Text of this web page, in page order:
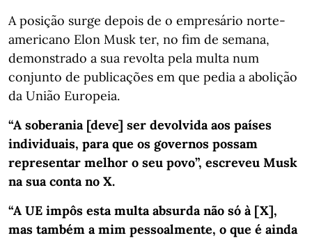
A posição surge depois de o empresário norte-
americano Elon Musk ter, no fim de semana,
demonstrado a sua revolta pela multa num
conjunto de publicações em que pedia a abolição
da União Europeia.
“A soberania [deve] ser devolvida aos países
individuais, para que os governos possam
representar melhor o seu povo”, escreveu Musk
na sua conta no X.
“A UE impôs esta multa absurda não só à [X],
mas também a mim pessoalmente, o que é ainda